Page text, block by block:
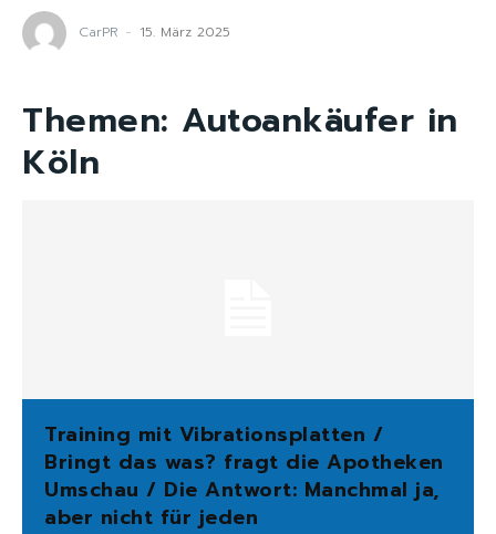
CarPR - 15. März 2025
Themen: Autoankäufer in
Köln
Training mit Vibrationsplatten /
Bringt das was? fragt die Apotheken
Umschau / Die Antwort: Manchmal ja,
aber nicht für jeden